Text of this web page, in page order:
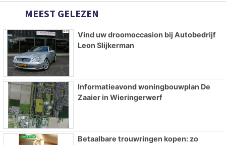
MEEST GELEZEN
Vind uw droomoccasion bij Autobedrijf
Leon Slijkerman
Informatieavond woningbouwplan De
Zaaier in Wieringerwerf
Betaalbare trouwringen kopen: zo